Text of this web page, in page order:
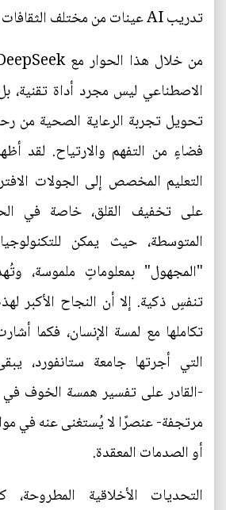
تدريب AI عينات من مختلف الثقافات لتجنب التحيز.
الاصطناعي ليس مجرد أداة تقنية،
تحويل تجربة الرعاية الصحية من
فضاءٍ من التفهم والارتياح. لقد
التعليم المخصص إلى الجولات
على تخفيف القلق، خاصة في
المتوسطة، حيث يمكن
"المجهول" بمعلوماتٍ ملموسة،
تنفسٍ ذكية. إلا أن النجاح الأكبر
تكاملها مع لمسة الإنسان، فكما
التي أجرتها جامعة ستانفورد،
-القادر على تفسير همسة الخوف
مرتجفة- عنصرًا لا يُستغنى عنه في
أو الصدمات المعقدة.
التحديات الأخلاقية